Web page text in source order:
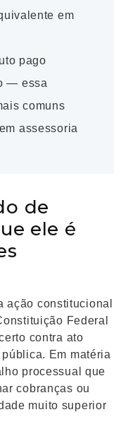
em
pago
— essa
comuns
assessoria
de
ele é
ação constitucional
Federal
contra ato
Em matéria
processual que
cobranças ou
muito superior